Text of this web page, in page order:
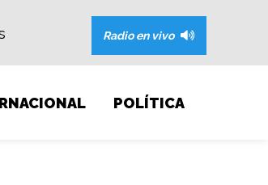
Radio en vivo
POLÍTICA